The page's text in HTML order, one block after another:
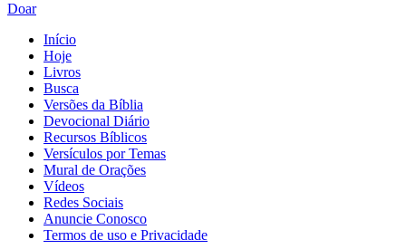
Doar
Início
Hoje
Livros
Busca
Versões da Bíblia
Devocional Diário
Recursos Bíblicos
Versículos por Temas
Mural de Orações
Vídeos
Redes Sociais
Anuncie Conosco
Termos de uso e Privacidade